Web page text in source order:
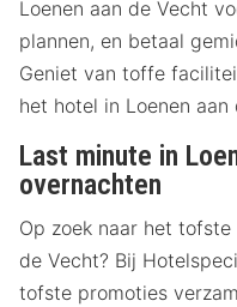
Loenen aan de Vecht
plannen, en betaal
Geniet van toffe
het hotel in Loenen aan
Last minute in
overnachten
Op zoek naar het tofste
de Vecht? Bij
tofste promoties